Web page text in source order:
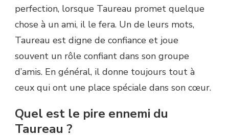
perfection, lorsque Taureau promet quelque
chose à un ami, il le fera. Un de leurs mots,
Taureau est digne de confiance et joue
souvent un rôle confiant dans son groupe
d’amis. En général, il donne toujours tout à
ceux qui ont une place spéciale dans son cœur.
Quel est le pire ennemi du
Taureau ?